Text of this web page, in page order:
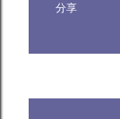
分享